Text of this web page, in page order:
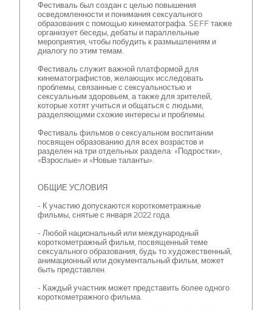
Фестиваль был создан с целью повышения
осведомленности и понимания сексуального
образования с помощью кинематографа. SEFF также
организует беседы, дебаты и параллельные
мероприятия, чтобы побудить к размышлениям и
диалогу по этим темам.
Фестиваль служит важной платформой для
кинематографистов, желающих исследовать
проблемы, связанные с сексуальностью и
сексуальным здоровьем, а также для зрителей,
которые хотят учиться и общаться с людьми,
разделяющими схожие интересы и проблемы.
Фестиваль фильмов о сексуальном воспитании
посвящен образованию для всех возрастов и
разделен на три отдельных раздела: «Подростки»,
«Взрослые» и «Новые таланты».
ОБЩИЕ УСЛОВИЯ
- К участию допускаются короткометражные
фильмы, снятые с января 2022 года.
- Любой национальный или международный
короткометражный фильм, посвященный теме
сексуального образования, будь то художественный,
анимационный или документальный фильм, может
быть представлен.
- Каждый участник может представить более одного
короткометражного фильма.